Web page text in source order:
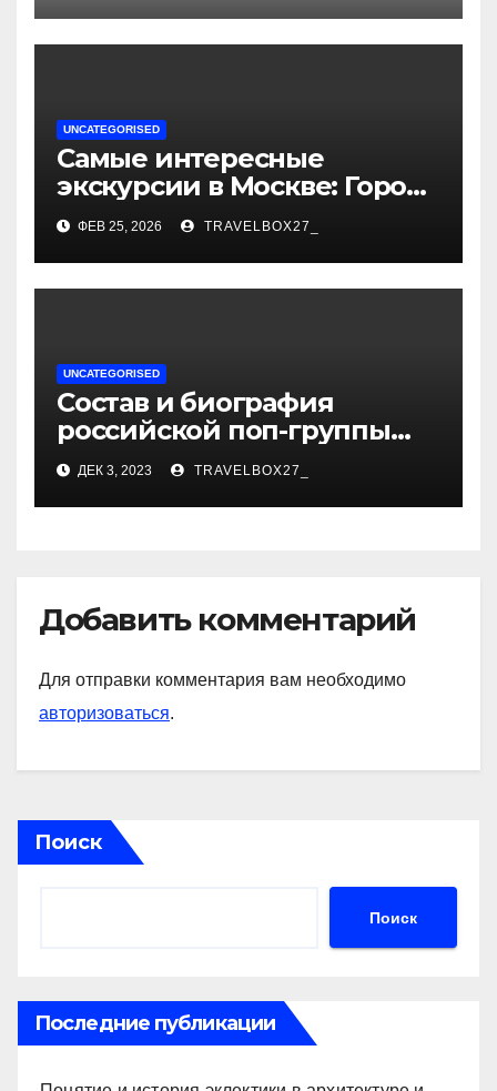
активации
UNCATEGORISED
Самые интересные
экскурсии в Москве: Город
как сцена для вашей
сказки
ФЕВ 25, 2026 TRAVELBOX27_
UNCATEGORISED
Состав и биография
российской поп-группы
«Иванушки интернешнл»
— история успеха, музыка
и судьбы участников
ДЕК 3, 2023 TRAVELBOX27_
Добавить комментарий
Для отправки комментария вам необходимо
авторизоваться.
Поиск
Поиск
Последние публикации